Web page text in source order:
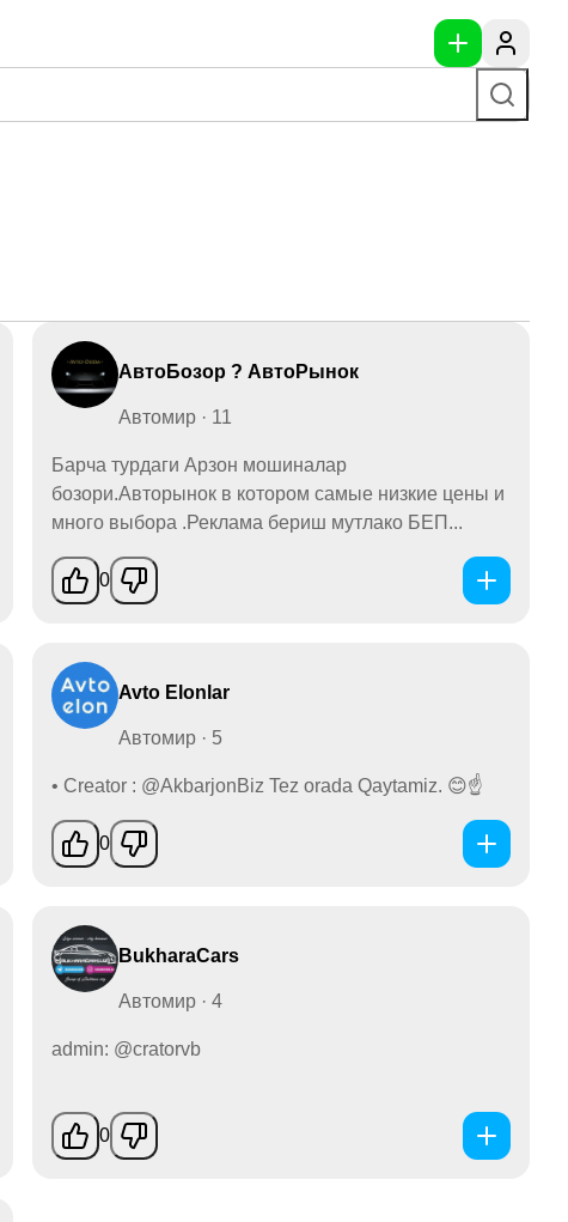
АвтоБозор ? АвтоРынок
Автомир · 11
Барча турдаги Арзон мошиналар
бозори.Авторынок в котором самые низкие цены и
много выбора .Реклама бериш мутлако БЕП...
0
Avto Elonlar
Автомир · 5
• Creator : @AkbarjonBiz Tez orada Qaytamiz. 😊☝
0
BukharaCars
Автомир · 4
admin: @cratorvb
0